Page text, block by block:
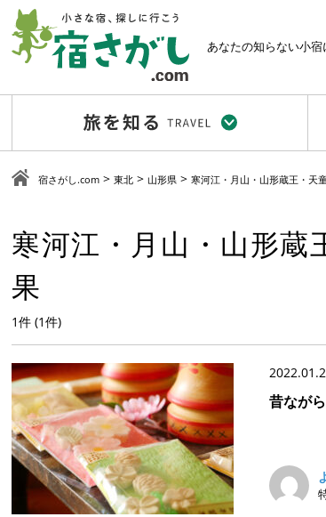
あなたの知らない小宿
宿さがし.com > 東北 > 山形県 > 寒河江・月山・山形蔵王・天
寒河江・月山・山形蔵
果
1件 (1件)
昔なが